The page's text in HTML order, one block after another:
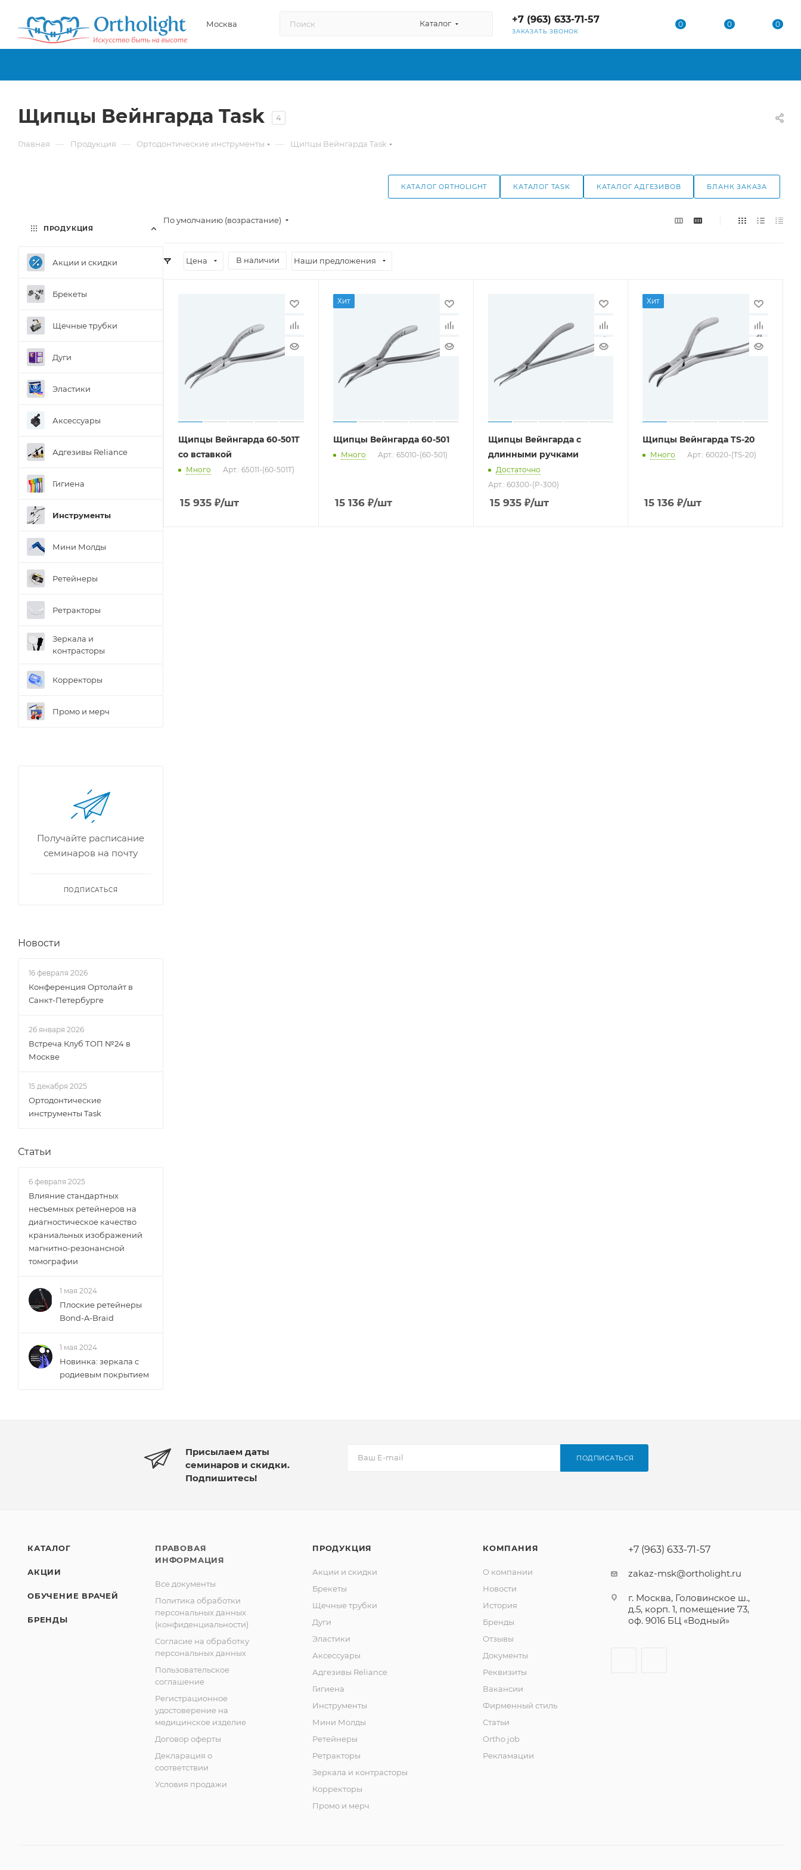
Москва Каталог +7 (963) 633-71-57
ЗАКАЗАТЬ ЗВОНОК
0 0 0
Щипцы Вейнгарда Task 4
Главная — Продукция — Ортодонтические инструменты — Щипцы Вейнгарда Task
КАТАЛОГ ORTHOLIGHT КАТАЛОГ TASK КАТАЛОГ АДГЕЗИВОВ БЛАНК ЗАКАЗА
По умолчанию (возрастание)
Цена В наличии Наши предложения
Щипцы Вейнгарда 60-501T
со вставкой
Много Арт.: 65011-(60-501T)
15 935 ₽/шт
Хит
Щипцы Вейнгарда 60-501
Много Арт.: 65010-(60-501)
15 136₽/шт
Щипцы Вейнгарда с
длинными ручками
Достаточно
Арт.: 60300-(P-300)
15 935₽/шт
Хит
Щипцы Вейнгарда TS-20
Много Арт.: 60020-(TS-20)
15 136 ₽/шт
ПРОДУКЦИЯ
Акции и скидки
Брекеты
Щечные трубки
Дуги
Эластики
Аксессуары
Адгезивы Reliance
Гигиена
Инструменты
Мини Молды
Ретейнеры
Ретракторы
Зеркала и
контраcторы
Корректоры
Промо и мерч
Получайте расписание
семинаров на почту
ПОДПИСАТЬСЯ
Новости
16 февраля 2026
Конференция Ортолайт в
Санкт-Петербурге
26 января 2026
Встреча Клуб ТОП №24 в
Москве
15 декабря 2025
Ортодонтические
инструменты Task
Статьи
6 февраля 2025
Влияние стандартных
несъемных ретейнеров на
диагностическое качество
краниальных изображений
магнитно-резонансной
томографии
1 мая 2024
Плоские ретейнеры
Bond-A-Braid
1 мая 2024
Новинка: зеркала с
родиевым покрытием
Присылаем даты
семинаров и скидки.
Подпишитесь!
ПОДПИСАТЬСЯ
КАТАЛОГ
АКЦИИ
ОБУЧЕНИЕ ВРАЧЕЙ
БРЕНДЫ
ПРАВОВАЯ
ИНФОРМАЦИЯ
Все документы
Политика обработки
персональных данных
(конфиденциальности)
Согласие на обработку
персональных данных
Пользовательское
соглашение
Регистрационное
удостоверение на
медицинское изделие
Договор оферты
Декларация о
соответствии
Условия продажи
ПРОДУКЦИЯ
Акции и скидки
Брекеты
Щечные трубки
Дуги
Эластики
Аксессуары
Адгезивы Reliance
Гигиена
Инструменты
Мини Молды
Ретейнеры
Ретракторы
Зеркала и контраcторы
Корректоры
Промо и мерч
КОМПАНИЯ
О компании
Новости
История
Бренды
Отзывы
Документы
Реквизиты
Вакансии
Фирменный стиль
Статьи
Ortho job
Рекламации
+7 (963) 633-71-57
zakaz-msk@ortholight.ru
г. Москва, Головинское ш.,
д.5, корп. 1, помещение 73,
оф. 9016 БЦ «Водный»